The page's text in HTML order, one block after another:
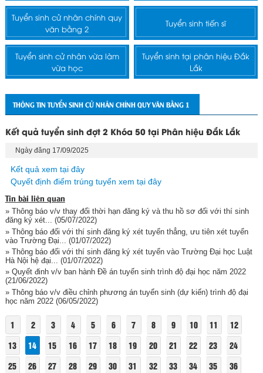
Tuyển sinh cử nhân chính quy
văn bằng 2
Tuyển sinh tiến sĩ
Tuyển sinh cử nhân vừa làm
vừa học
Tuyển sinh tại phân hiệu Đắk
Lắk
THÔNG TIN TUYỂN SINH CỬ NHÂN CHÍNH QUY VĂN BẰNG 1
Kết quả tuyển sinh đợt 2 Khóa 50 tại Phân hiệu Đắk Lắk
Ngày đăng 17/09/2025
Kết quả xem tại đây
Quyết định điểm trúng tuyển xem tại đây
Tin bài liên quan
» Thông báo v/v thay đổi thời hạn đăng ký và thu hồ sơ đối với thí sinh
đăng ký xét... (05/07/2022)
» Thông báo đối với thí sinh đăng ký xét tuyển thẳng, ưu tiên xét tuyển
vào Trường Đại...
(01/07/2022)
» Thông báo đối với thí sinh đăng ký xét tuyển vào Trường Đại học Luật
Hà Nội hệ đại... (01/07/2022)
» Quyết đinh v/v ban hành Đề án tuyển sinh trình độ đại học năm 2022
(21/06/2022)
» Thông báo v/v điều chỉnh phương án tuyển sinh (dự kiến) trình độ đại
học năm 2022(06/05/2022)
1 2 3 4 5 6 7 8 9 10 11
12
13
14 15 16 17 18 19 20 21 22 23
24
25
26 27 28 29 30 31 32 33 34 35
36